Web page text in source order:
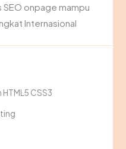
onpage mampu
Internasional
CSS3